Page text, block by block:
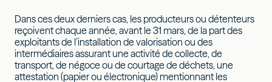
Dans ces deux derniers cas, les producteurs ou détenteurs
reçoivent chaque année, avant le 31 mars, de la part des
exploitants de l’installation de valorisation ou des
intermédiaires assurant une activité de collecte, de
transport, de négoce ou de courtage de déchets, une
attestation (papier ou électronique) mentionnant les